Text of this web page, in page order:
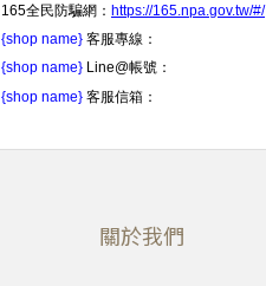
165全民防騙網： https://165.npa.gov.tw/#/
{shop name} 客服專線：
{shop name} Line@帳號：
{shop name} 客服信箱：
關於我們